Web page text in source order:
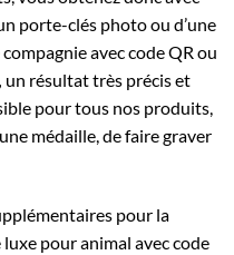
porte-clés photo ou d’une
avec code QR ou
un résultat très précis et
pour tous nos produits,
médaille, de faire graver
pour la
pour animal avec code